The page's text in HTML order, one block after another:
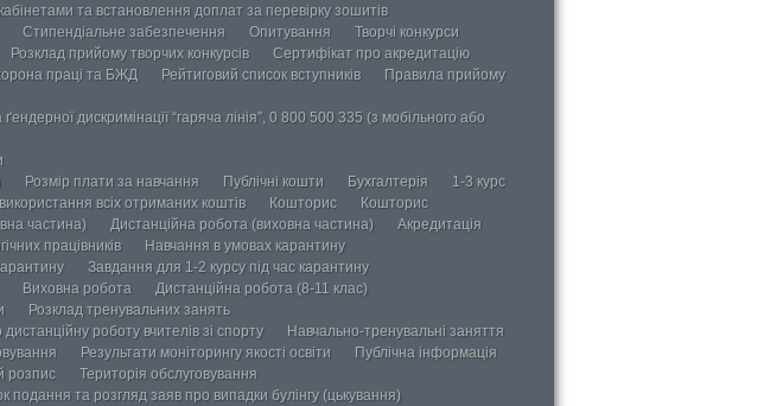
та встановлення доплат за перевірку зошитів
Стипендіальне забезпечення Опитування
Творчі конкурси
Розклад прийому творчих конкурсів
Сертифікат про акредитацію
праці та БЖД Рейтиговий список вступників
Правила прийому
дискримінації “гаряча лінія”, 0 800 500 335 (з мобільного або
Розмір плати за навчання Публічні кошти Бухгалтерія
1-3 курс
всіх отриманих коштів Кошторис
Кошторис
частина) Дистанційна робота (виховна частина)
Акредитація
працівників
Навчання в умовах карантину
Завдання для 1-2 курсу під час карантину
Виховна робота
Дистанційна робота (8-11 клас)
Розклад тренувальних занять
роботу вчителів зі спорту
Навчально-тренувальні заняття
Результати моніторингу якості освіти
Публічна інформація
розпис
Територія обслуговування
подання та розгляд заяв про випадки булінгу (цькування)